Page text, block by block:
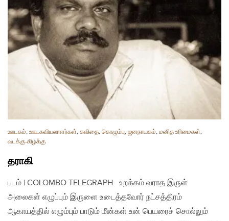
ஊடகம், ஊடகவியலாளர்கள், கவிதை, கொழும்பு, ஜனநாயகம், மனித உரிமைகள்,
வடக்கு-கிழக்கு
தராகி
படம் | COLOMBO TELEGRAPH உறக்கம் வராத இருள்
அலைகள் எழுப்பும் இருளை உடைத்தவோர் நட்சத்திரம்
ஆகாயத்தில் எழும்பும் பாடும் மீன்கள் உன் பெயரைச் சொல்லும்